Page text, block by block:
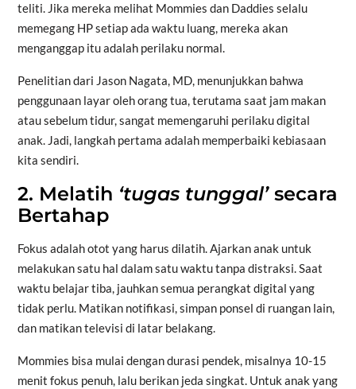
teliti. Jika mereka melihat Mommies dan Daddies selalu
memegang HP setiap ada waktu luang, mereka akan
menganggap itu adalah perilaku normal.
Penelitian dari Jason Nagata, MD, menunjukkan bahwa
penggunaan layar oleh orang tua, terutama saat jam makan
atau sebelum tidur, sangat memengaruhi perilaku digital
anak. Jadi, langkah pertama adalah memperbaiki kebiasaan
kita sendiri.
2. Melatih ‘tugas tunggal’secara
Bertahap
Fokus adalah otot yang harus dilatih. Ajarkan anak untuk
melakukan satu hal dalam satu waktu tanpa distraksi. Saat
waktu belajar tiba, jauhkan semua perangkat digital yang
tidak perlu. Matikan notifikasi, simpan ponsel di ruangan lain,
dan matikan televisi di latar belakang.
Mommies bisa mulai dengan durasi pendek, misalnya 10-15
menit fokus penuh, lalu berikan jeda singkat. Untuk anak yang